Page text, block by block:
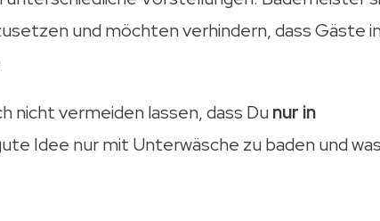
und möchten verhindern, dass Gäste
nicht vermeiden lassen, dass Dunur in
Idee nur mit Unterwäsche zu baden und